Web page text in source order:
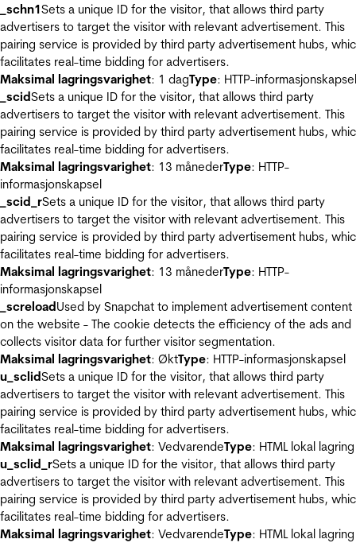
_schn1Sets a unique ID for the visitor, that allows third party
advertisers to target the visitor with relevant advertisement. This
pairing service is provided by third party advertisement hubs,
facilitates real-time bidding for advertisers.
Maksimal lagringsvarighet: 1 dagType: HTTP-informasjonskapsel
_scidSets a unique ID for the visitor, that allows third party
advertisers to target the visitor with relevant advertisement. This
pairing service is provided by third party advertisement hubs,
facilitates real-time bidding for advertisers.
Maksimal lagringsvarighet: 13 månederType: HTTP-
informasjonskapsel
_scid_rSets a unique ID for the visitor, that allows third party
advertisers to target the visitor with relevant advertisement. This
pairing service is provided by third party advertisement hubs,
facilitates real-time bidding for advertisers.
Maksimal lagringsvarighet: 13 månederType: HTTP-
informasjonskapsel
_screloadUsed by Snapchat to implement advertisement content
on the website - The cookie detects the efficiency of the ads and
collects visitor data for further visitor segmentation.
Maksimal lagringsvarighet: ØktType: HTTP-informasjonskapsel
u_sclidSets a unique ID for the visitor, that allows third party
advertisers to target the visitor with relevant advertisement. This
pairing service is provided by third party advertisement hubs,
facilitates real-time bidding for advertisers.
Maksimal lagringsvarighet: VedvarendeType: HTML lokal lagring
u_sclid_rSets a unique ID for the visitor, that allows third party
advertisers to target the visitor with relevant advertisement. This
pairing service is provided by third party advertisement hubs,
facilitates real-time bidding for advertisers.
Maksimal lagringsvarighet: VedvarendeType: HTML lokal lagring